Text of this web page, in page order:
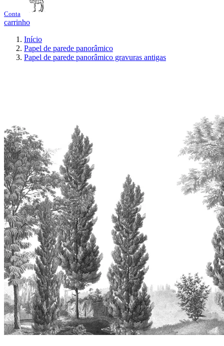
Conta
carrinho
Início
Papel de parede panorâmico
Papel de parede panorâmico gravuras antigas